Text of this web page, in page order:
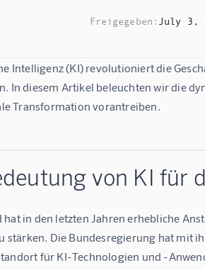
Freigegeben: July 3,
Intelligenz (KI) revolutioniert die
In diesem Artikel beleuchten wir die
Transformation vorantreiben.
von KI für
hat in den letzten Jahren erhebliche
stärken. Die Bundesregierung hat mit
für KI-Technologien und -